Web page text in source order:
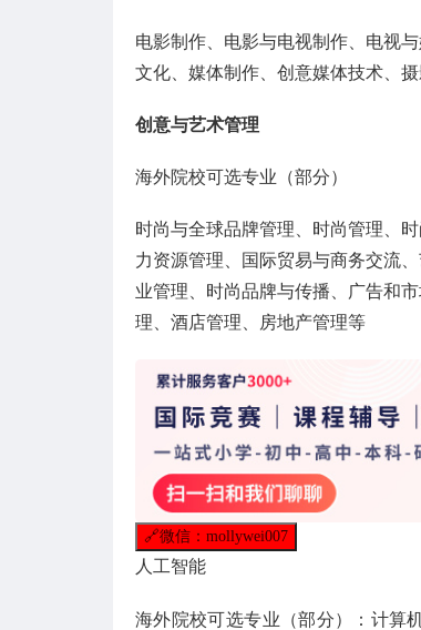
电影制作、电影与电视制作、电视
文化、媒体制作、创意媒体技术、
创意与艺术管理
海外院校可选专业（部分）
时尚与全球品牌管理、时尚管理、
力资源管理、国际贸易与商务交流
业管理、时尚品牌与传播、广告和
理、酒店管理、房地产管理等
🔗微信：mollywei007
人工智能
海外院校可选专业（部分）：计算